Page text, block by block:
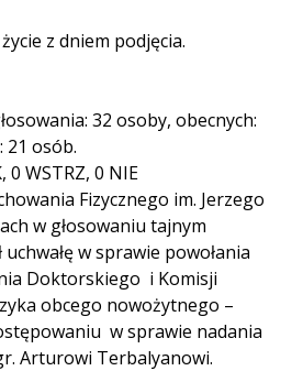
z dniem podjęcia.
32 osoby, obecnych:
21 osób.
0 WSTRZ, 0 NIE
Fizycznego im. Jerzego
w głosowaniu tajnym
w sprawie powołania
Doktorskiego i Komisji
obcego nowożytnego –
w sprawie nadania
Arturowi Terbalyanowi.